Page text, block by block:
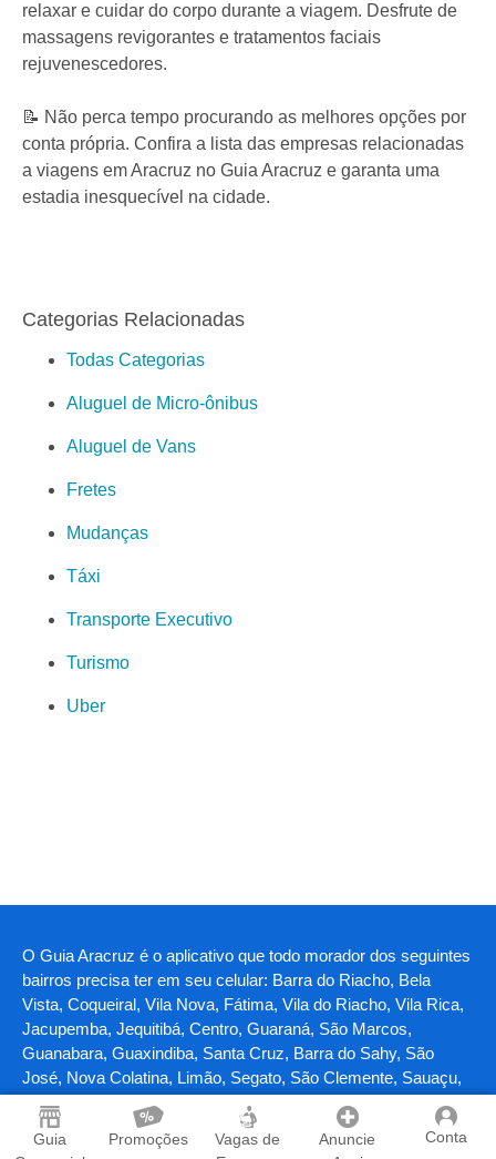
Guia
Promoções
Vagas de
Anuncie
Conta
relaxar e cuidar do corpo durante a viagem. Desfrute de
massagens revigorantes e tratamentos faciais
rejuvenescedores.
📝 Não perca tempo procurando as melhores opções por
conta própria. Confira a lista das empresas relacionadas
a viagens em Aracruz no Guia Aracruz e garanta uma
estadia inesquecível na cidade.
Categorias Relacionadas
Todas Categorias
Aluguel de Micro-ônibus
Aluguel de Vans
Fretes
Mudanças
Táxi
Transporte Executivo
Turismo
Uber
O Guia Aracruz é o aplicativo que todo morador dos seguintes
bairros precisa ter em seu celular: Barra do Riacho, Bela
Vista, Coqueiral, Vila Nova, Fátima, Vila do Riacho, Vila Rica,
Jacupemba, Jequitibá, Centro, Guaraná, São Marcos,
Guanabara, Guaxindiba, Santa Cruz, Barra do Sahy, São
José, Nova Colatina, Limão, Segato, São Clemente, Sauaçu,
Planalto, Novo Jequitibá, Morobá, De Carli, Recanto Feliz,
Itaputera, Polivalente, Nova Conquista, Mar Azul, Santa Luzia,
Sauê, Itaparica, Praia Formosa, Cupido, Centro Empresarial,